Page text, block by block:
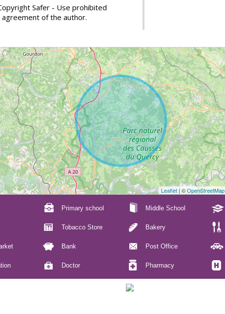
Safer - Use prohibited
of the author.
Leaflet | ©OpenStreetMap
Primary school Middle School
Tobacco Store Bakery
Bank Post Office
Doctor Pharmacy